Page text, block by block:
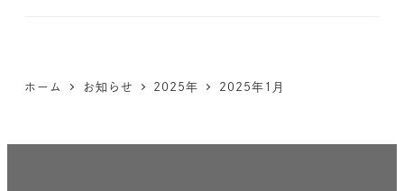
ホーム お知らせ 2025年 2025年1月